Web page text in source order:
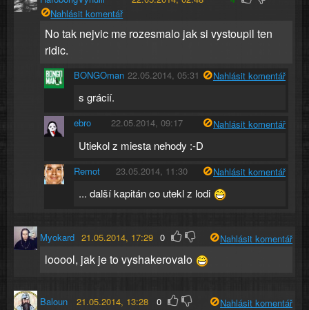
Nahlásit komentář
No tak nejvic me rozesmalo jak si vystoupil ten
ridic.
BONGOman 22.05.2014, 05:31 Nahlásit komentář
s grácií.
ebro 22.05.2014, 09:17 Nahlásit komentář
Utiekol z miesta nehody :-D
Remot 23.05.2014, 11:30 Nahlásit komentář
... další kapitán co utekl z lodi
Myokard 21.05.2014, 17:29 0 Nahlásit komentář
looool, jak je to vyshakerovalo
Baloun 21.05.2014, 13:28 0 Nahlásit komentář